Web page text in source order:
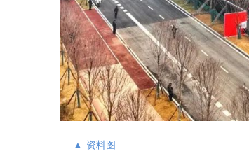
▲ 资料图